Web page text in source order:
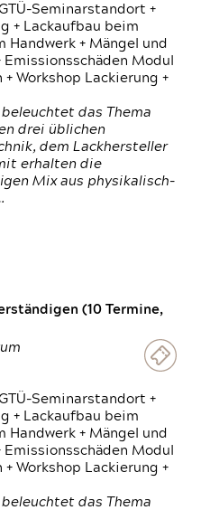
Seminarstandort +
+ Lackaufbau beim
Handwerk + Mängel und
Modul
+ Workshop Lackierung +
das Thema
drei üblichen
dem Lackhersteller
erhalten die
Mix aus physikalisch-
(10 Termine,
Seminarstandort +
+ Lackaufbau beim
Handwerk + Mängel und
Modul
+ Workshop Lackierung +
das Thema